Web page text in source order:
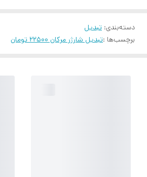
دسته‌بندی: تبدیل
برچسب‌ها :تبدیل شارژر مرکان 22500 تومان